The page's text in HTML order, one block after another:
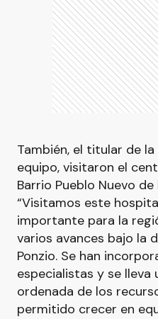
También, el titular de
equipo, visitaron el
Barrio Pueblo Nuevo
“Visitamos este
importante para la
varios avances bajo la
Ponzio. Se han
especialistas y se
ordenada de los
permitido crecer en